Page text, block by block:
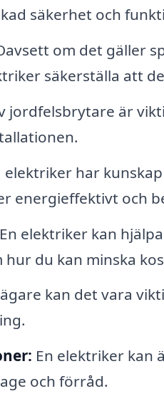
säkerhet och
om det gäller
säkerställa att
jordfelsbrytare är
elektriker har
energieffektivt och
En elektriker kan
du kan minska
kan det vara
En elektriker kan
och förråd.